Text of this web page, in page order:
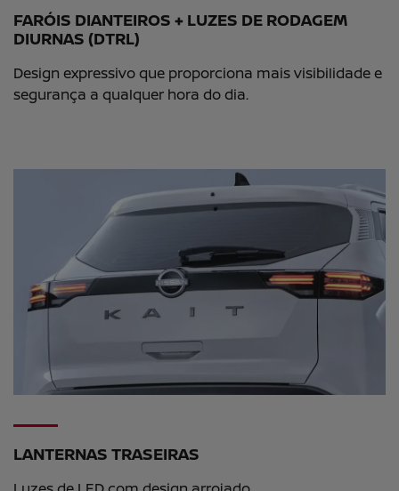
FARÓIS DIANTEIROS + LUZES DE RODAGEM
DIURNAS (DTRL)
Design expressivo que proporciona mais visibilidade e
segurança a qualquer hora do dia.
LANTERNAS TRASEIRAS